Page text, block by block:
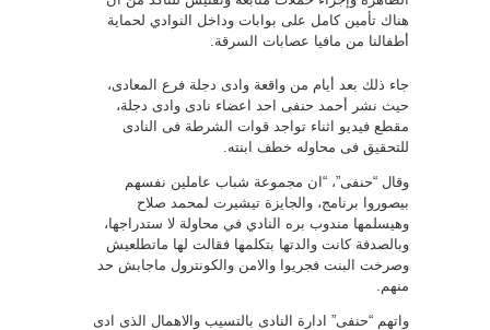
هناك تأمين كامل على بوابات وداخل النوادي لحماية
أطفالنا من مافيا عصابات السرقة.
جاء ذلك بعد أيام من واقعة وادى دجلة فرع المعادى،
حيث نشر أحمد حنفى احد اعضاء نادى وادى دجلة،
مقطع فيديو اثناء تواجد قوات الشرطة فى النادى
للتحقيق فى محاوله خطف ابنته.
وقال “حنفى”، “ان مجموعة شباب عاملين نفسهم
بيصوروا برنامج، والجايزة تيشيرت لمحمد صلاح
وهيسلمها مندوب بره النادي في محاولة لا ستدراجها،
وبالصدفة كانت والدتها بتكلمها فقالت لها ماتطلعيش
وصرخت البنت فجريوا والامن والكونترول ماجابش حد
منهم.
واتهم “حنفى” ادارة النادى بالتسيب والاهمال الذى ادى